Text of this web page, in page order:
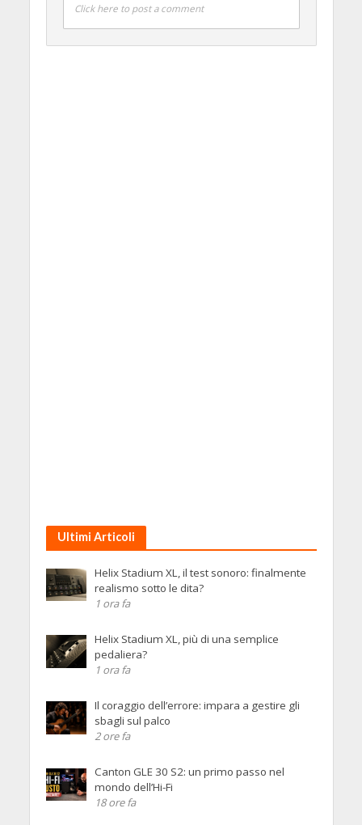
Click here to post a comment
Ultimi Articoli
Helix Stadium XL, il test sonoro: finalmente
realismo sotto le dita?
1 ora fa
Helix Stadium XL, più di una semplice
pedaliera?
1 ora fa
Il coraggio dell’errore: impara a gestire gli
sbagli sul palco
2 ore fa
Canton GLE 30 S2: un primo passo nel
mondo dell’Hi-Fi
18 ore fa